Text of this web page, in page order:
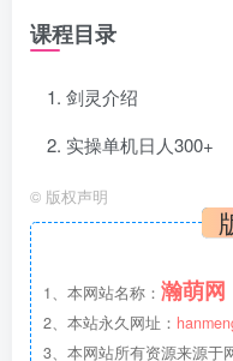
课程目录
剑灵介绍
实操单机日人300+
© 版权声明
1、本网站名称： 瀚萌网
2、本站永久网址：
3、本网站所有资源来源于